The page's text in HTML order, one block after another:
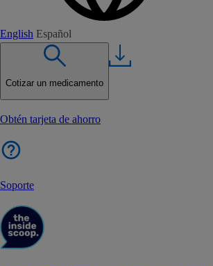
English Español
Cotizar un medicamento
Obtén tarjeta de ahorro
Soporte